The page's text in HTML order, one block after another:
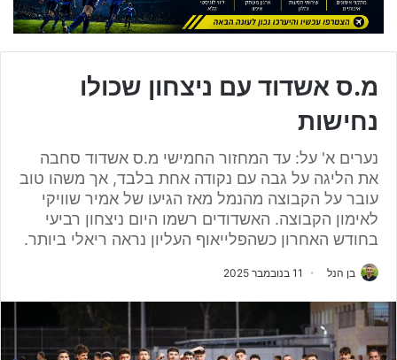
מ.ס אשדוד עם ניצחון שכולו
נחישות
נערים א' על: עד המחזור החמישי מ.ס אשדוד סחבה
את הליגה על גבה עם נקודה אחת בלבד, אך משהו טוב
עובר על הקבוצה מהנמל מאז הגיעו של אמיר שוויקי
לאימון הקבוצה. האשדודים רשמו היום ניצחון רביעי
בחודש האחרון כשהפלייאוף העליון נראה ריאלי ביותר.
בן הנל 11 בנובמבר 2025